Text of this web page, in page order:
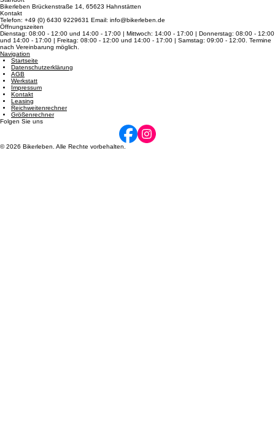
Mehr erfahren
Kontakt & Anfahrt
Standort
Bikerleben Brückenstraße 14, 65623 Hahnstätten
Kontakt
Telefon: +49 (0) 6430 9229631 Email: info@bikerleben.de
Öffnungszeiten
Dienstag: 08:00 - 12:00 und 14:00 - 17:00 | Mittwoch: 14:00 - 17:00 | Donnerstag: 08:00 - 12:00
und 14:00 - 17:00 | Freitag: 08:00 - 12:00 und 14:00 - 17:00 | Samstag: 09:00 - 12:00. Termine
nach Vereinbarung möglich.
Navigation
Startseite
Datenschutzerklärung
AGB
Werkstatt
Impressum
Kontakt
Leasing